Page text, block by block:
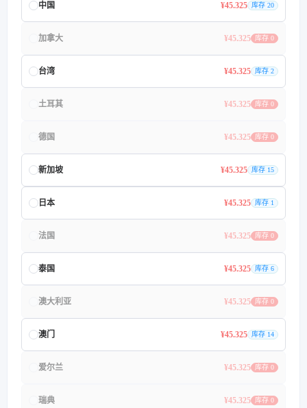
中国 ¥45.325 库存 20
加拿大 ¥45.325 库存 0
台湾 ¥45.325 库存 2
土耳其 ¥45.325 库存 0
德国 ¥45.325 库存 0
新加坡 ¥45.325 库存 15
日本 ¥45.325 库存 1
法国 ¥45.325 库存 0
泰国 ¥45.325 库存 6
澳大利亚 ¥45.325 库存 0
澳门 ¥45.325 库存 14
爱尔兰 ¥45.325 库存 0
瑞典 ¥45.325 库存 0